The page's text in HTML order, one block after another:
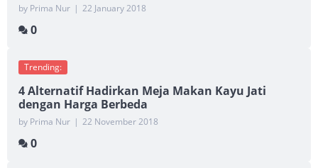
by Prima Nur | 22 January 2018
0
Trending:
4 Alternatif Hadirkan Meja Makan Kayu Jati
dengan Harga Berbeda
by Prima Nur | 22 November 2018
0